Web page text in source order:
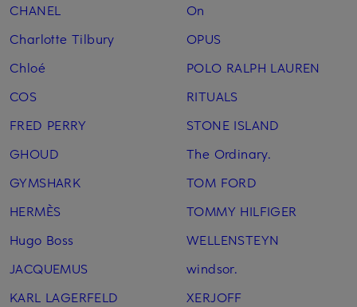
CHANEL
Charlotte Tilbury
Chloé
COS
FRED PERRY
GHOUD
GYMSHARK
HERMÈS
Hugo Boss
JACQUEMUS
KARL LAGERFELD
On
OPUS
POLO RALPH LAUREN
RITUALS
STONE ISLAND
The Ordinary.
TOM FORD
TOMMY HILFIGER
WELLENSTEYN
windsor.
XERJOFF